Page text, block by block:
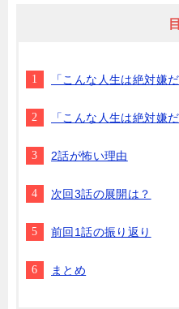
「こんな人生は絶対嫌
「こんな人生は絶対嫌
2話が怖い理由
次回3話の展開は？
前回1話の振り返り
まとめ